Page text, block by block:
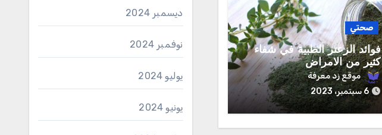
صحتي
فوائد الزعتر الطبية في شفاء
كثير من الامراض
موقع زد معرفة
6 سبتمبر، 2023
ديسمبر 2024
نوفمبر 2024
يوليو 2024
يونيو 2024